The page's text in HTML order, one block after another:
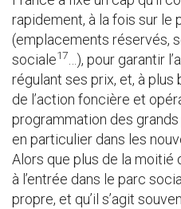
rapidement, à la fois sur le
(emplacements réservés,
sociale17
…), pour garantir
régulant ses prix, et, à plus
de l’action foncière et
programmation des
en particulier dans les
Alors que plus de la moitié
à l’entrée dans le parc
propre, et qu’il s’agit